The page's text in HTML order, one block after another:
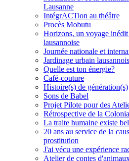
Lausanne
IntégrACTion au théâtre
Procès Mobutu
Horizons, un voyage
lausannoise
Journée nationale et
Jardinage urbain lausannois
Quelle est ton énergie?
Café-couture
Histoire(s) de génération(s)
Sons de Babel
Projet Pilote pour des
Rétrospective de la
La traite humaine existe
20 ans au service de la
prostitution
J'ai vécu une expérience
Atelier de contes